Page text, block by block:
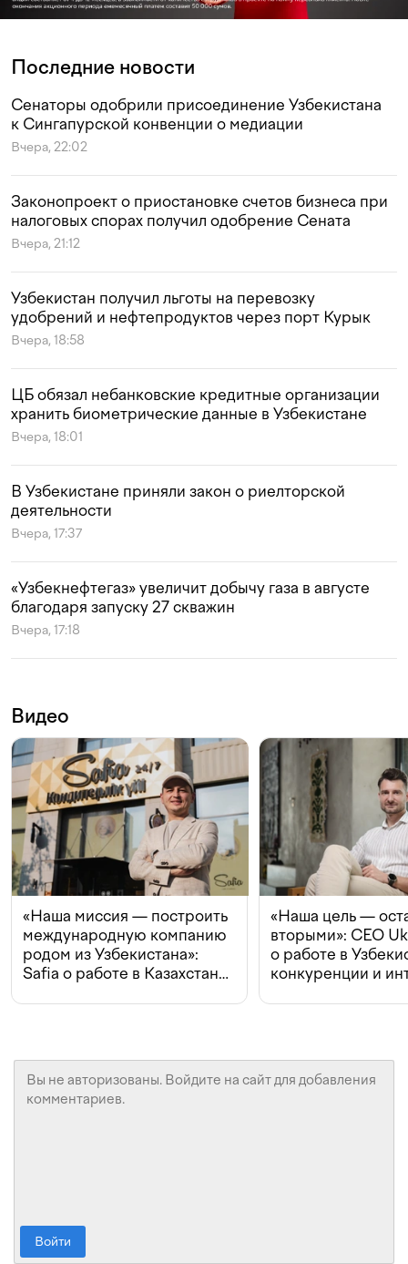
Последние новости
Сенаторы одобрили присоединение Узбекистана
к Сингапурской конвенции о медиации
Вчера, 22:02
Законопроект о приостановке счетов бизнеса при
налоговых спорах получил одобрение Сената
Вчера, 21:12
Узбекистан получил льготы на перевозку
удобрений и нефтепродуктов через порт Курык
Вчера, 18:58
ЦБ обязал небанковские кредитные организации
хранить биометрические данные в Узбекистане
Вчера, 18:01
В Узбекистане приняли закон о риелторской
деятельности
Вчера, 17:37
«Узбекнефтегаз» увеличит добычу газа в августе
благодаря запуску 27 скважин
Вчера, 17:18
Видео
«Наша миссия — построить
международную компанию
родом из Узбекистана»:
Safia о работе в Казахстане,
«Наша цель —
вторыми»: CEO
о работе в
конкуренции и
Войти